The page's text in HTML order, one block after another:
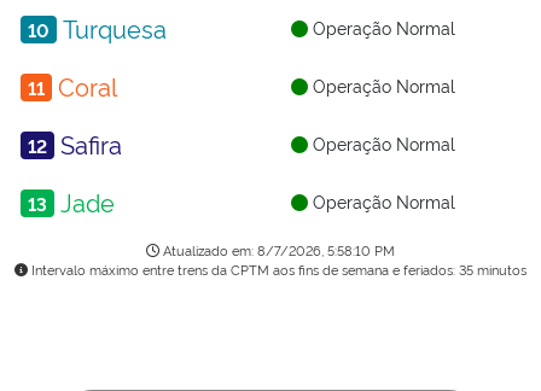
10 Operação Normal
11 Operação Normal
12 Operação Normal
13 Operação Normal
Atualizado em: 8/7/2026, 5:58:10 PM
Intervalo máximo entre trens da CPTM aos fins de semana e feriados: 35 minutos